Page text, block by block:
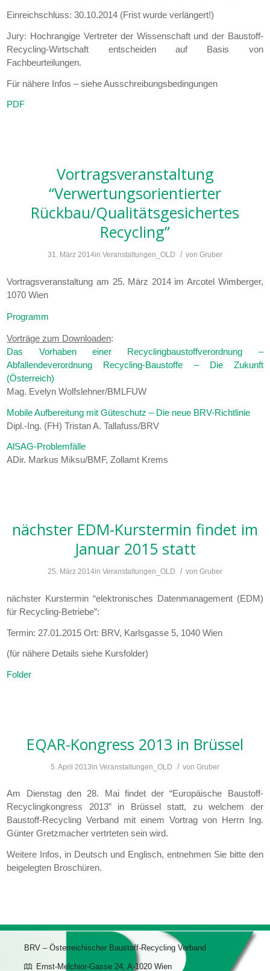
Einreichschluss: 30.10.2014 (Frist wurde verlängert!)
Jury: Hochrangige Vertreter der Wissenschaft und der Baustoff-
Recycling-Wirtschaft entscheiden auf Basis von
Fachbeurteilungen.
Für nähere Infos – siehe Ausschreibungsbedingungen
PDF
Vortragsveranstaltung
“Verwertungsorientierter
Rückbau/Qualitätsgesichertes
Recycling”
31. März 2014in Veranstaltungen_OLD / von Gruber
Vortragsveranstaltung am 25. März 2014 im Arcotel Wimberger,
1070 Wien
Programm
Vorträge zum Downloaden:
Das Vorhaben einer Recyclingbaustoffverordnung –
Abfallendeverordnung Recycling-Baustoffe – Die Zukunft
(Österreich)
Mag. Evelyn Wolfslehner/BMLFUW
Mobile Aufbereitung mit Güteschutz – Die neue BRV-Richtlinie
Dipl.-Ing. (FH) Tristan A. Tallafuss/BRV
AlSAG-Problemfälle
ADir. Markus Miksu/BMF, Zollamt Krems
nächster EDM-Kurstermin findet im
Januar 2015 statt
25. März 2014in Veranstaltungen_OLD / von Gruber
nächster Kurstermin “elektronisches Datenmanagement (EDM)
für Recycling-Betriebe”:
Termin: 27.01.2015 Ort: BRV, Karlsgasse 5, 1040 Wien
(für nähere Details siehe Kursfolder)
Folder
EQAR-Kongress 2013 in Brüssel
5. April 2013in Veranstaltungen_OLD / von Gruber
Am Dienstag den 28. Mai findet der “Europäische Baustoff-
Recyclingkongress 2013” in Brüssel statt, zu welchem der
Baustoff-Recycling Verband mit einem Vortrag von Herrn Ing.
Günter Gretzmacher vertrteten sein wird.
Weitere Infos, in Deutsch und Englisch, entnehmen Sie bitte den
beigelegten Broschüren.
BRV – Österreichischer Baustoff-Recycling Verband
Ernst-Melchior-Gasse 24, A-1020 Wien